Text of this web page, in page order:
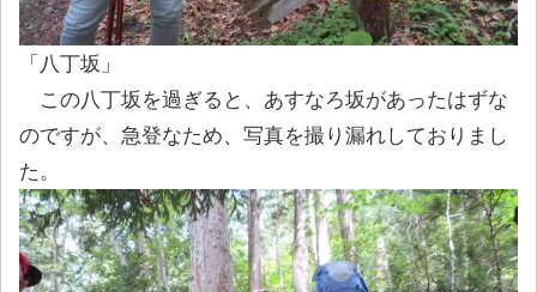
「八丁坂」
この八丁坂を過ぎると、あすなろ坂があったはずな
のですが、急登なため、写真を撮り漏れしておりまし
た。